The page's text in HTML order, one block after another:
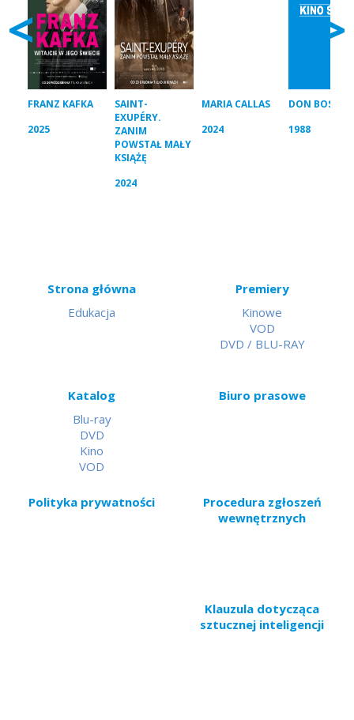
< >
FRANZ KAFKA
2025
SAINT-
EXUPÉRY.
ZANIM
POWSTAŁ MAŁY
KSIĄŻĘ
2024
MARIA CALLAS
2024
DON BOSCO
1988
Strona główna
Edukacja
Premiery
Kinowe
VOD
DVD / BLU-RAY
Katalog
Blu-ray
DVD
Kino
VOD
Biuro prasowe
Polityka prywatności
Procedura zgłoszeń
wewnętrznych
Klauzula dotycząca
sztucznej inteligencji